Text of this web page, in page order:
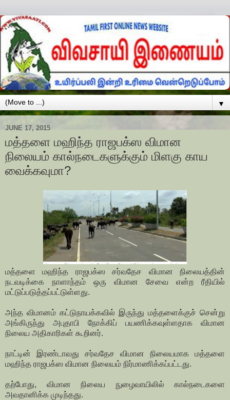
▼
JUNE 17, 2015
மத்தளை மஹிந்த ராஜபக்ஸ விமான
நிலையம் கால்நடைகளுக்கும் மிளகு காய
வைக்கவுமா?
மத்தளை மஹிந்த ராஜபக்ஸ சர்வதேச விமான நிலையத்தின்
நடவடிக்கை நாளாந்தம் ஒரு விமான சேவை என்ற ரீதியில்
மட்டுப்படுத்தப்பட்டுள்ளது.
அந்த விமானம் கட்டுநாயக்கவில் இருந்து மத்தளைக்குச் சென்று
அங்கிருந்து அபுதாபி நோக்கிப் பயணிக்கவுள்ளதாக விமான
நிலைய அதிகாரிகள் கூறினர்.
நாட்டின் இரண்டாவது சர்வதேச விமான நிலையமாக மத்தளை
மஹிந்த ராஜபக்ஸ விமான நிலையம் நிர்மாணிக்கப்பட்டது.
தற்போது, விமான நிலைய நுழைவாயிலில் கால்நடைகளை
அவதானிக்க முடிந்தது.